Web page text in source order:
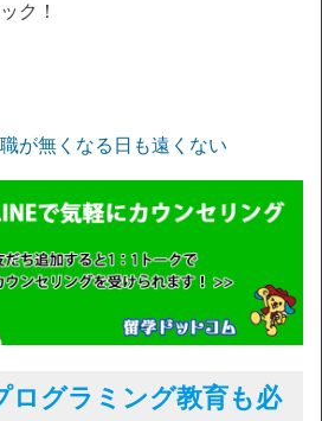
ク！
が無くなる日も遠くない
ログラミング教育も必